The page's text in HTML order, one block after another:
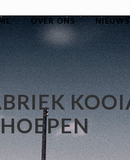
OVER ONS NIEUWS